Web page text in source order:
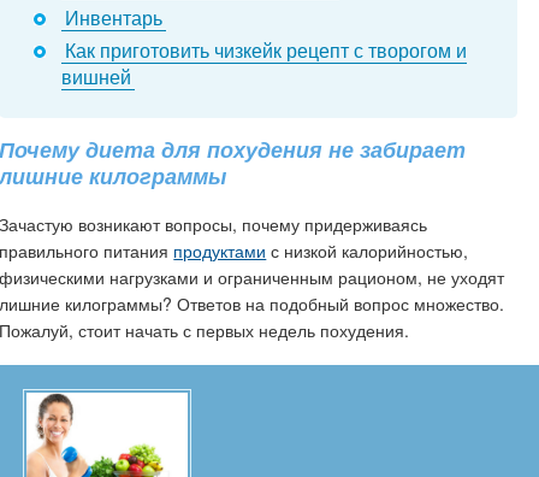
Инвентарь
Как приготовить чизкейк рецепт с творогом и
вишней
Почему диета для похудения не забирает
лишние килограммы
Зачастую возникают вопросы, почему придерживаясь
правильного питания продуктами с низкой калорийностью,
физическими нагрузками и ограниченным рационом, не уходят
лишние килограммы? Ответов на подобный вопрос множество.
Пожалуй, стоит начать с первых недель похудения.